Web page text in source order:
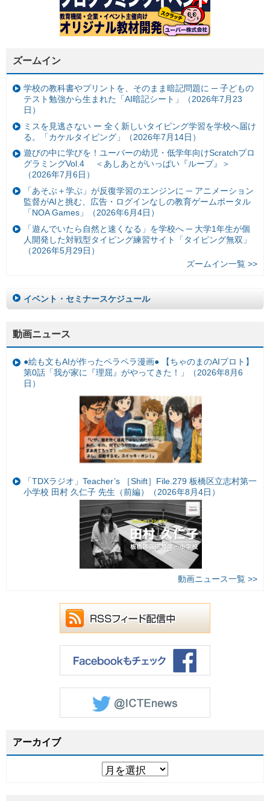
ズームイン
学校の教科書やプリントを、そのまま暗記問題に ─ 子どもの
テスト勉強から生まれた「AI暗記シート」（2026年7月23
日）
ミスを見逃さない ー 全く新しいタイピング学習を学校へ届け
る。「カケルタイピング」（2026年7月14日）
遊びの中に学びを！ユーバーの幼児・低学年向けScratchプロ
グラミングVol.4 ＜あしあとがいっぱい『ループ』＞
（2026年7月6日）
「あそぶ＋学ぶ」が反復学習のエンジンに ─ アニメーション
監督がAIと挑む、広告・ログインなしの教育ゲームポータル
「NOA Games」（2026年6月4日）
「遊んでいたら自然と速くなる」を学校へ ─ 大学1年生が個
人開発した対戦型タイピング練習サイト「タイピング無双」
（2026年5月29日）
ズームイン一覧 >>
イベント・セミナースケジュール
動画ニュース
●絵も文もAIが作ったペラペラ漫画● 【ちゃのまのAIプロト】
第0話「我が家に『理屈』がやってきた！」（2026年8月6
日）
「TDXラジオ」Teacher’s ［Shift］File.279 板橋区立志村第一
小学校 田村 久仁子 先生（前編）（2026年8月4日）
動画ニュース一覧 >>
アーカイブ